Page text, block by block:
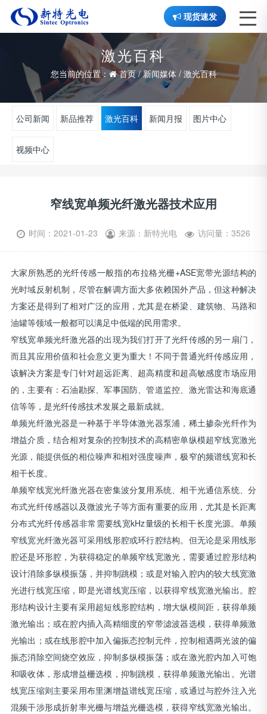
现货速发
激光百科
您当前的位置： 首页/新闻媒体/ 激光百科
公司新闻 新品推荐 激光百科 新闻月报 图片中心
视频中心
窄线宽单频光纤激光器技术应用
时间：2021-01-23 来源：新特光电 访问量：3526
大家所熟悉的光纤传感一般指的布拉格光栅+ASE宽带光源结构的
光时域反射机制，尽管在解调方面大多依赖国外产品，但这种解决
方案还是得到了相对广泛的应用，尤其是在桥梁、建筑物、马路和
油罐等领域一般都可以满足中低端的民用需求。
窄线宽单频光纤激光器的出现为我们打开了光纤传感的另一扇门，
而且其应用价值和社会意义更为重大！不同于普通光纤传感应用，
该解决方案是专门针对超远距离、超高精度和超高敏感度市场应用
的，主要有：石油勘探、军事国防、管道监控、激光雷达和海底通
信等等，是光纤传感技术发展之最新成就。
单频光纤激光器是一种基于半导体激光器泵浦，稀土掺杂光纤作为
增益介质，结合相对复杂的控制技术的高精密单纵模超窄线宽激光
光源，能提供低的相位噪声和相对强度噪声，极窄的频谱线宽和长
相干长度。
单频窄线宽光纤激光器在密集波分复用系统、相干光通信系统、分
布式光纤传感器以及微波光子等方面有重要的应用，尤其是长距离
分布式光纤传感器非常需要线宽kHz量级的长相干长度光源。单频
窄线宽光纤激光器可采用线形腔或环行腔结构。但无论是采用线形
腔还是环形腔，为获得稳定的单频窄线宽激光，需要通过腔形结构
设计消除多纵模振荡，并抑制跳模；或是对输入腔内的较大线宽激
光进行线宽压缩，即是光谱线宽压缩，以获得窄线宽激光输出。腔
形结构设计主要有采用超短线形腔结构，增大纵模间距，获得单频
激光输出；或在腔内插入高精细度的窄带滤波器选模，获得单频激
光输出；或在线形腔中加入偏振态控制元件，控制相遇两光波的偏
振态消除空间烧空效应，抑制多纵模振荡；或在激光腔内加入可饱
和吸收体，形成增益栅选模，抑制跳模，获得单频激光输出。光谱
线宽压缩则主要采用布里渊增益谱线宽压缩，或通过与腔外注入光
混频干涉形成折射率光栅与增益光栅选模，获得窄线宽激光输出。